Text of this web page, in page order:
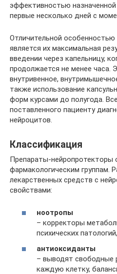
эффективностью назначенной
первые несколько дней с
Отличительной особенностью
является их максимальная
введении через капельницу,
продолжается не менее часа.
внутривенное,
также использование
форм курсами до полугода.
поставленного пациенту
нейроцитов.
Классификация
Препараты-нейропротекторы
фармакологическим группам.
лекарственных средств с
свойствами:
ноотропы
– корректоры
психических
антиоксиданты
– выводят свободные
каждую клетку,